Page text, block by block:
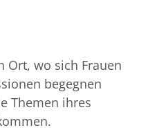
Ort, wo sich Frauen
begegnen
Themen ihres